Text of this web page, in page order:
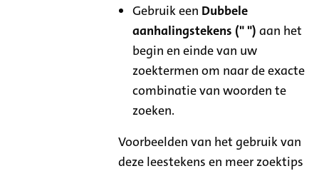
Gebruik een Dubbele
aanhalingstekens (" ") aan het
begin en einde van uw
zoektermen om naar de exacte
combinatie van woorden te
zoeken.
Voorbeelden van het gebruik van
deze leestekens en meer zoektips